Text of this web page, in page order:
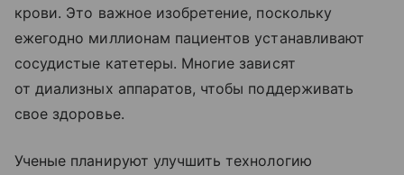
крови. Это важное изобретение, поскольку
ежегодно миллионам пациентов устанавливают
сосудистые катетеры. Многие зависят
от диализных аппаратов, чтобы поддерживать
свое здоровье.
Ученые планируют улучшить технологию